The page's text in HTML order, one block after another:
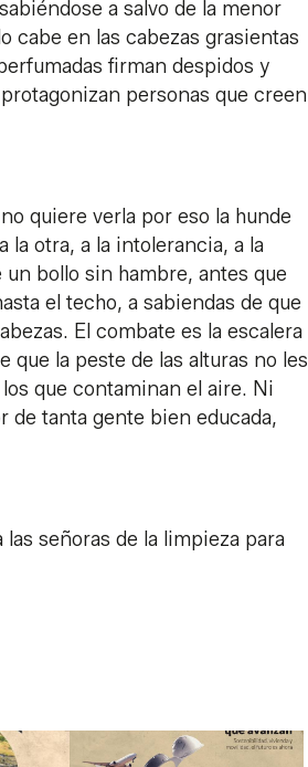
a salvo de la menor
cabe en las cabezas grasientas
firman despidos y
personas que creen
quiere verla por eso la hunde
la otra, a la intolerancia, a la
bollo sin hambre, antes que
el techo, a sabiendas de que
El combate es la escalera
que la peste de las alturas no les
que contaminan el aire. Ni
de tanta gente bien educada,
señoras de la limpieza para